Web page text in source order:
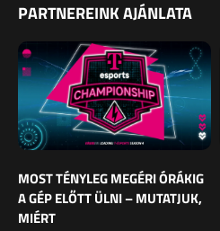
PARTNEREINK AJÁNLATA
MOST TÉNYLEG MEGÉRI ÓRÁKIG
A GÉP ELŐTT ÜLNI – MUTATJUK,
MIÉRT